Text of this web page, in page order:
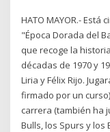
HATO MAYOR.-
"Época Dorada del
que recoge la
décadas de 1970 y
Liria y Félix Rijo.
firmado por un
carrera (también ha
Bulls, los Spurs y los